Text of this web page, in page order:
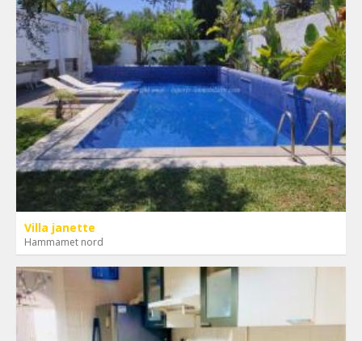
Villa janette
Hammamet nord